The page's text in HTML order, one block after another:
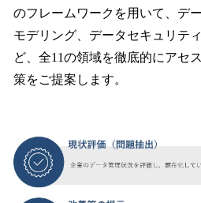
のフレームワークを用いて、デ
モデリング、データセキュリテ
ど、全11の領域を徹底的にアセ
策をご提案します。